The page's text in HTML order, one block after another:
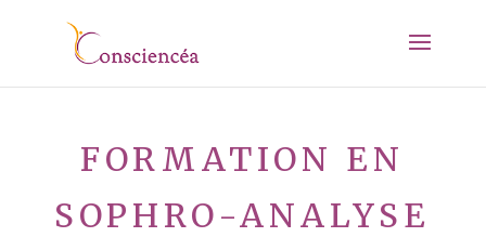
FORMATION EN
SOPHRO-ANALYSE